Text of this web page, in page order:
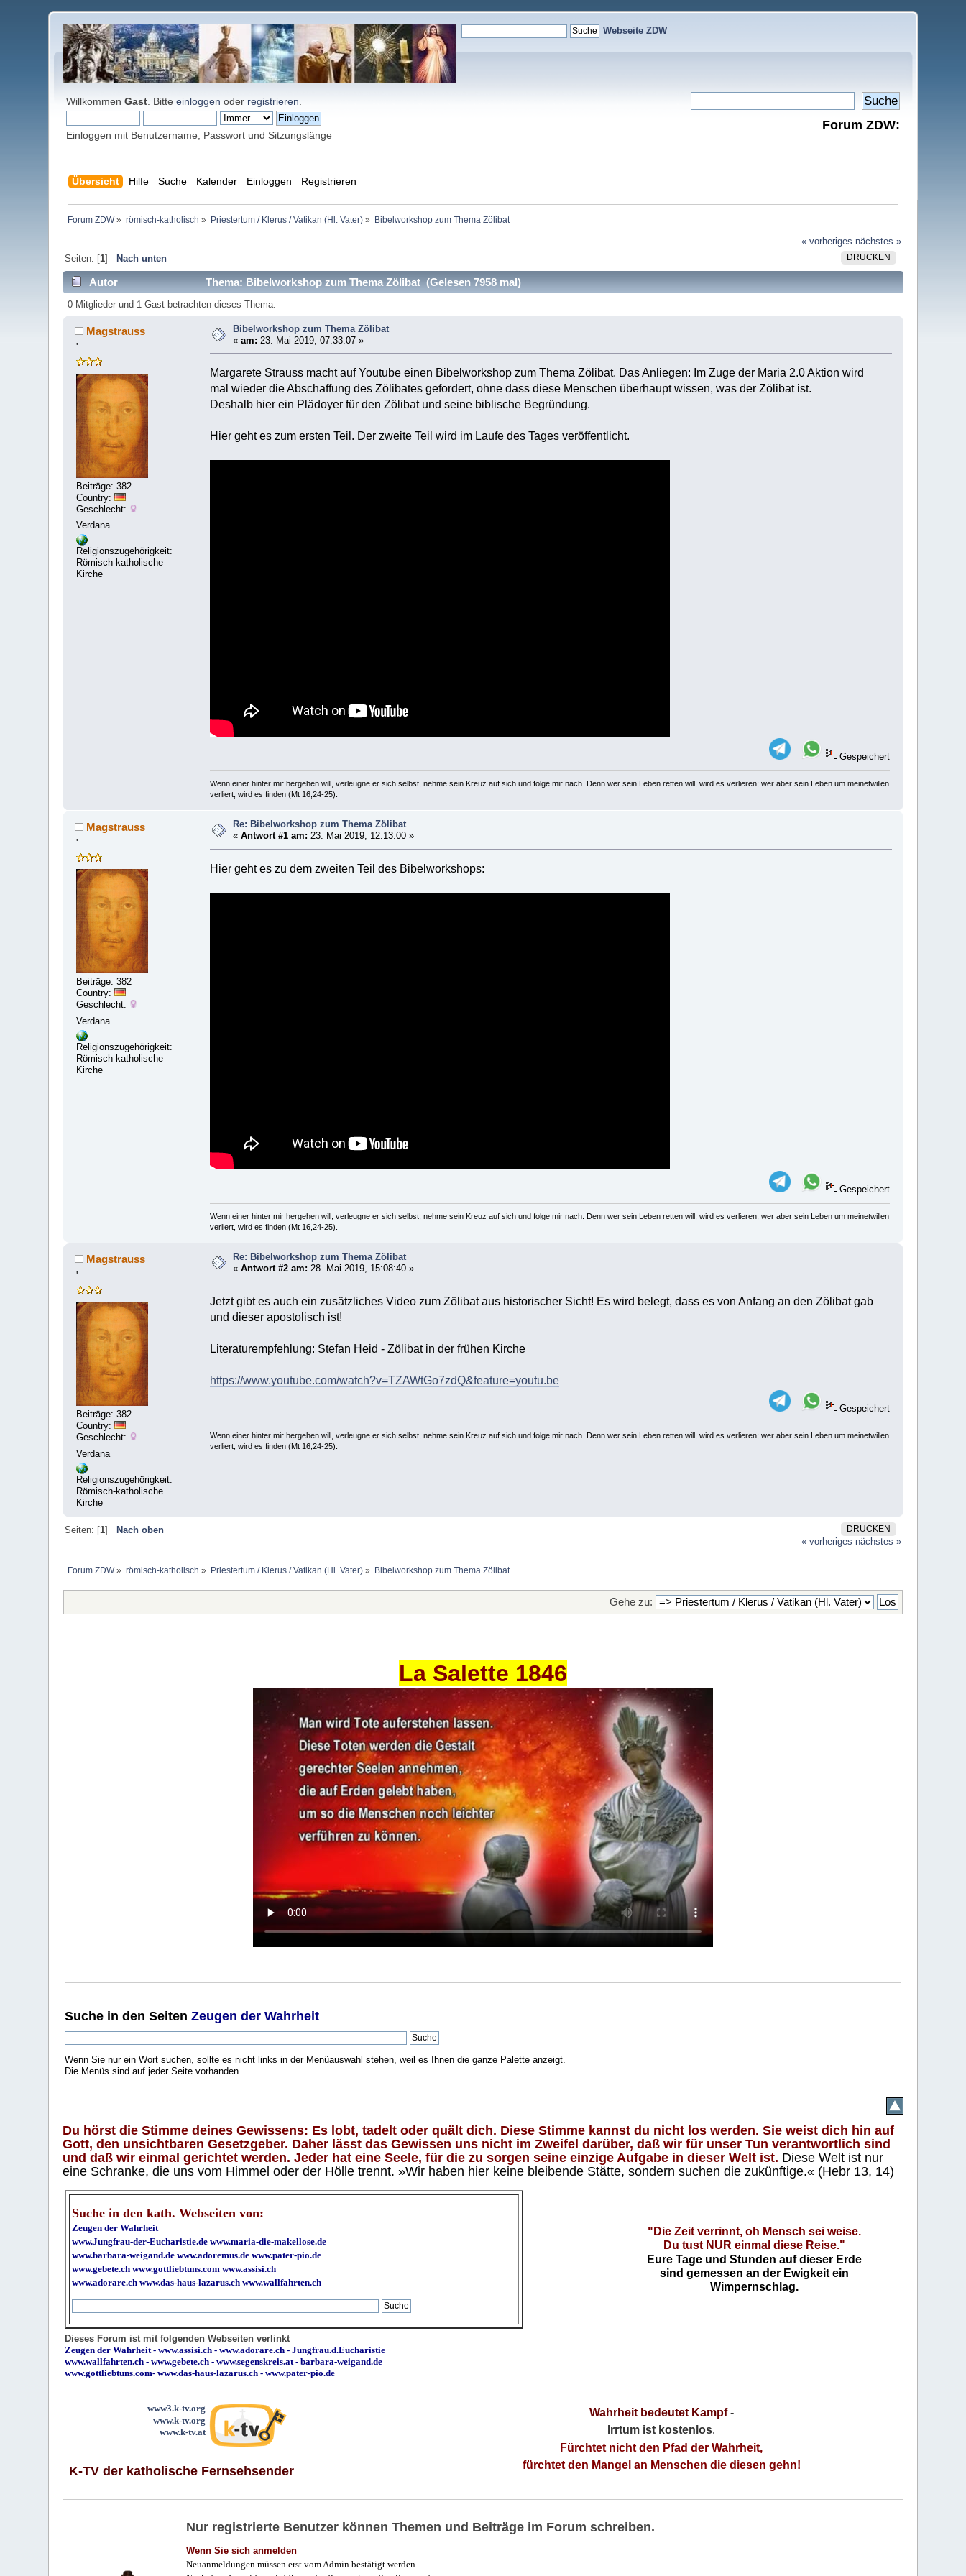
Webseite ZDW
WillkommenGast . Bitteeinloggen oder registrieren
Einloggen mit Benutzername, Passwort und Sitzungslänge
Forum ZDW:
Übersicht Hilfe Suche Kalender Einloggen Registrieren
Forum ZDW» römisch-katholisch » Priestertum / Klerus / Vatikan (Hl. Vater)» Bibelworkshop zum Thema Zölibat
« vorheriges nächstes »
DRUCKEN
Seiten: [1] Nach unten
Autor Thema: Bibelworkshop zum Thema Zölibat (Gelesen 7958 mal)
0 Mitglieder und 1 Gast betrachten dieses Thema.
Magstrauss
'
Beiträge: 382
Country:
Geschlecht:
Verdana
Religionszugehörigkeit:
Römisch-katholische
Kirche
Bibelworkshop zum Thema Zölibat
«am: 23. Mai 2019, 07:33:07 »
Margarete Strauss macht auf Youtube einen Bibelworkshop zum Thema Zölibat. Das Anliegen: Im Zuge der Maria 2.0 Aktion wird
mal wieder die Abschaffung des Zölibates gefordert, ohne dass diese Menschen überhaupt wissen, was der Zölibat ist.
Deshalb hier ein Plädoyer für den Zölibat und seine biblische Begründung.
Hier geht es zum ersten Teil. Der zweite Teil wird im Laufe des Tages veröffentlicht.
Gespeichert
Wenn einer hinter mir hergehen will, verleugne er sich selbst, nehme sein Kreuz auf sich und folge mir nach. Denn wer sein Leben retten will, wird es verlieren; wer aber sein Leben um meinetwillen
verliert, wird es finden (Mt 16,24-25).
Magstrauss
'
Beiträge: 382
Country:
Geschlecht:
Verdana
Religionszugehörigkeit:
Römisch-katholische
Kirche
Re: Bibelworkshop zum Thema Zölibat
«Antwort #1 am: 23. Mai 2019, 12:13:00 »
Hier geht es zu dem zweiten Teil des Bibelworkshops:
Gespeichert
Wenn einer hinter mir hergehen will, verleugne er sich selbst, nehme sein Kreuz auf sich und folge mir nach. Denn wer sein Leben retten will, wird es verlieren; wer aber sein Leben um meinetwillen
verliert, wird es finden (Mt 16,24-25).
Magstrauss
'
Beiträge: 382
Country:
Geschlecht:
Verdana
Religionszugehörigkeit:
Römisch-katholische
Kirche
Re: Bibelworkshop zum Thema Zölibat
«Antwort #2 am: 28. Mai 2019, 15:08:40 »
Jetzt gibt es auch ein zusätzliches Video zum Zölibat aus historischer Sicht! Es wird belegt, dass es von Anfang an den Zölibat gab
und dieser apostolisch ist!
Literaturempfehlung: Stefan Heid - Zölibat in der frühen Kirche
https://www.youtube.com/watch?v=TZAWtGo7zdQ&feature=youtu.be
Gespeichert
Wenn einer hinter mir hergehen will, verleugne er sich selbst, nehme sein Kreuz auf sich und folge mir nach. Denn wer sein Leben retten will, wird es verlieren; wer aber sein Leben um meinetwillen
verliert, wird es finden (Mt 16,24-25).
DRUCKEN
Seiten: [1]
Nach oben
« vorheriges nächstes »
Forum ZDW» römisch-katholisch » Priestertum / Klerus / Vatikan (Hl. Vater)» Bibelworkshop zum Thema Zölibat
Gehe zu:
La Salette 1846
Suche in den SeitenZeugen der Wahrheit
Wenn Sie nur ein Wort suchen, sollte es nicht links in der Menüauswahl stehen, weil es Ihnen die ganze Palette anzeigt.
Die Menüs sind auf jeder Seite vorhanden..
Du hörst die Stimme deines Gewissens: Es lobt, tadelt oder quält dich. Diese Stimme kannst du nicht los werden. Sie weist dich hin auf
Gott, den unsichtbaren Gesetzgeber. Daher lässt das Gewissen uns nicht im Zweifel darüber, daß wir für unser Tun verantwortlich sind
und daß wir einmal gerichtet werden. Jeder hat eine Seele, für die zu sorgen seine einzige Aufgabe in dieser Welt ist. Diese Welt ist nur
eine Schranke, die uns vom Himmel oder der Hölle trennt. »Wir haben hier keine bleibende Stätte, sondern suchen die zukünftige.« (Hebr 13, 14)
Suche in den kath. Webseiten von:
Zeugen der Wahrheit
www.Jungfrau-der-Eucharistie.de www.maria-die-makellose.de
www.barbara-weigand.de www.adoremus.de www.pater-pio.de
www.gebete.ch www.gottliebtuns.com www.assisi.ch
www.adorare.ch www.das-haus-lazarus.ch www.wallfahrten.ch
"Die Zeit verrinnt, oh Mensch sei weise.
Du tust NUR einmal diese Reise."
Eure Tage und Stunden auf dieser Erde
sind gemessen an der Ewigkeit ein
Wimpernschlag.
Dieses Forum ist mit folgenden Webseiten verlinkt
Zeugen der Wahrheit-www.assisi.ch -www.adorare.ch -Jungfrau.d.Eucharistie
www.wallfahrten.ch -www.gebete.ch -www.segenskreis.at-barbara-weigand.de
www.gottliebtuns.com-www.das-haus-lazarus.ch - www.pater-pio.de
www3.k-tv.org
www.k-tv.org
www.k-tv.at
K-TV der katholische Fernsehsender
Wahrheit bedeutet Kampf-
Irrtum ist kostenlos.
Fürchtet nicht den Pfad der Wahrheit,
fürchtet den Mangel an Menschen die diesen gehn!
Nur registrierte Benutzer können Themen und Beiträge im Forum schreiben.
Wenn Sie sich anmelden
Neuanmeldungen müssen erst vom Admin bestätigt werden